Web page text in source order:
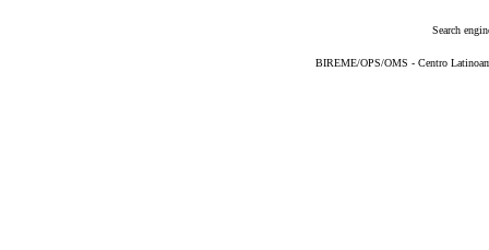
Search
BIREME/OPS/OMS - Centro